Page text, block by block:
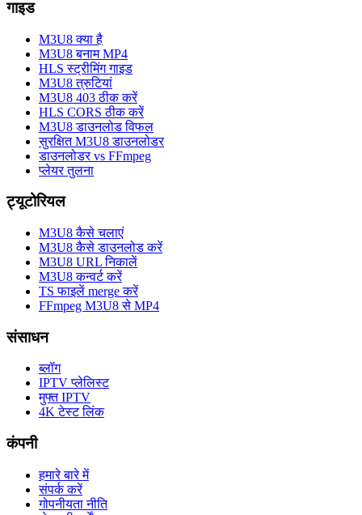
गाइड
M3U8 क्या है
M3U8 बनाम MP4
HLS स्ट्रीमिंग गाइड
M3U8 त्रुटियां
M3U8 403 ठीक करें
HLS CORS ठीक करें
M3U8 डाउनलोड विफल
सुरक्षित M3U8 डाउनलोडर
डाउनलोडर vs FFmpeg
प्लेयर तुलना
ट्यूटोरियल
M3U8 कैसे चलाएं
M3U8 कैसे डाउनलोड करें
M3U8 URL निकालें
M3U8 कन्वर्ट करें
TS फाइलें merge करें
FFmpeg M3U8 से MP4
संसाधन
ब्लॉग
IPTV प्लेलिस्ट
मुफ्त IPTV
4K टेस्ट लिंक
कंपनी
हमारे बारे में
संपर्क करें
गोपनीयता नीति